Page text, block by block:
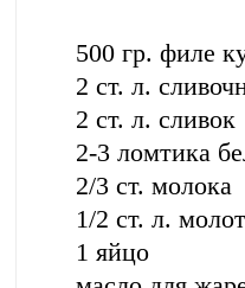
500 гp. филе
2 ст. л.
2 ст. л. сливок
2-3 ломтика
2/3 ст. молока
1/2 ст. л.
1 яйцо